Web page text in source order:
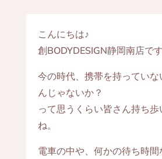
こんにちは♪
創BODYDESIGN静岡南店で
今の時代、携帯を持っていな
んじゃないか？
って思うくらい皆さん持ち歩
ね。
電車の中や、何かの待ち時間